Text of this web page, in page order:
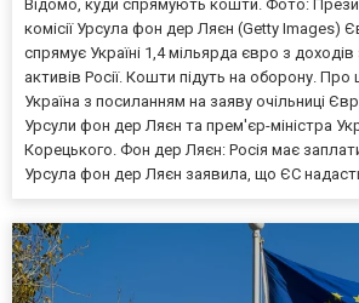
Відомо, куди спрямують кошти. Фото:
комісії Урсула фон дер Ляєн (Getty Images)
спрямує Україні 1,4 мільярда євро з
активів Росії. Кошти підуть на оборону.
Україна з посиланням на заяву очільниці
Урсули фон дер Ляєн та прем'єр-міністра
Корецького. Фон дер Ляєн: Росія має
Урсула фон дер Ляєн заявила, що ЄС